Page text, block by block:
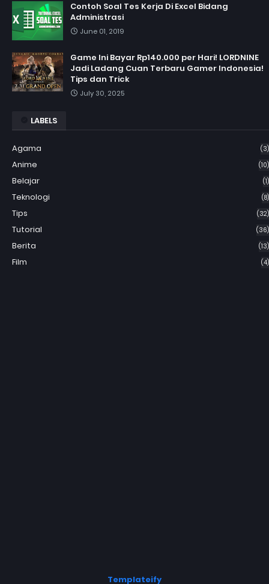
Contoh Soal Tes Kerja Di Excel Bidang
Administrasi
June 01, 2019
Game Ini Bayar Rp140.000 per Hari! LORDNINE
Jadi Ladang Cuan Terbaru Gamer Indonesia!
Tips dan Trick
July 30, 2025
LABELS
Agama (3)
Anime (10)
Belajar (1)
Teknologi (8)
Tips (32)
Tutorial (36)
Berita (13)
Film (4)